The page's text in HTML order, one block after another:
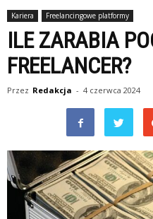
Kariera Freelancingowe platformy
ILE ZARABIA
FREELANCER?
Przez Redakcja - 4 czerwca 2024